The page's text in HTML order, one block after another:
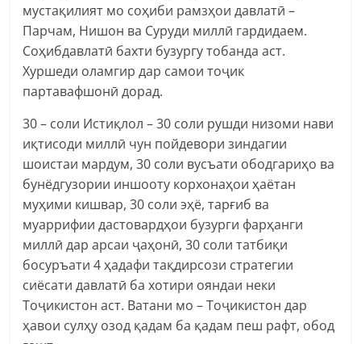
мустақилият мо соҳиби рамзҳои давлатӣ –
Парчам, Нишон ва Суруди миллӣ гардидаем.
Соҳибдавлатӣ бахти бузургу тобанда аст.
Хуршеди оламгир дар самои тоҷик
партавафшонӣ дорад.
30 – соли Истиқлол – 30 соли рушди низоми нави
иқтисоди миллӣ чун пойдевори зиндагии
шоистаи мардум, 30 соли вусъати ободгариҳо ва
бунёдгузории иншооту корхонаҳои ҳаётан
муҳими кишвар, 30 соли эҳё, тарғиб ва
муаррифии дастовардҳои бузурги фарҳанги
миллӣ дар арсаи ҷаҳонӣ, 30 соли татбиқи
босуръати 4 ҳадафи тақдирсози стратегии
сиёсати давлатӣ ба хотири ояндаи неки
Тоҷикистон аст. Ватани мо – Тоҷикистон дар
ҳавои сулҳу озод қадам ба қадам пеш рафт, обод